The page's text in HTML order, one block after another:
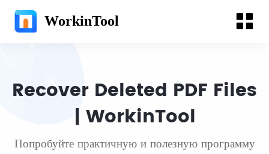
WorkinTool
Recover Deleted PDF Files
| WorkinTool
Попробуйте практичную и полезную программу